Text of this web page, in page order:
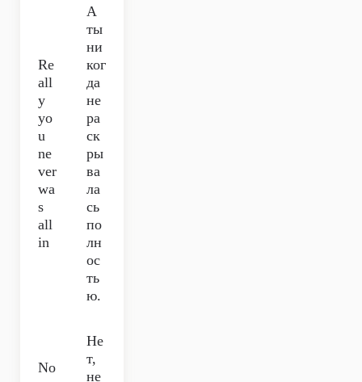
Re
all
y
yo
u
ne
ver
wa
s
all
in
А
ты
ни
ког
да
не
ра
ск
ры
ва
ла
сь
по
лн
ос
ть
ю.
No
Не
т,
не